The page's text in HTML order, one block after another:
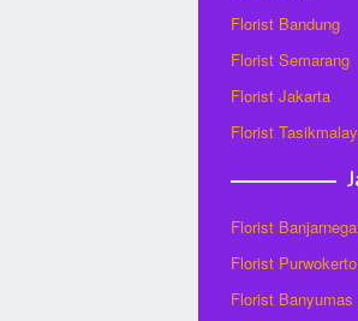
Florist Bandung
Florist Semarang
Florist Jakarta
Florist
Florist
Florist Purwokerto
Florist Banyumas